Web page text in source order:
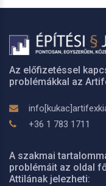
Az előfizetéssel
problémákkal az
+36 1 783 1711
A szakmai
problémáit az oldal
Attilának jelezheti: